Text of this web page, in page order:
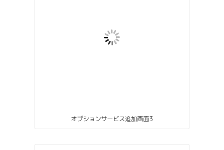
オプションサービス追加画面3